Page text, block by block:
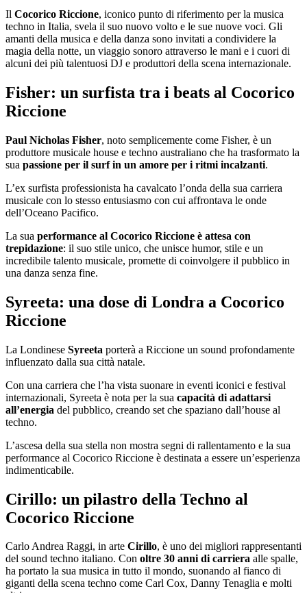
Il Cocorico Riccione, iconico punto di riferimento per la musica
techno in Italia, svela il suo nuovo volto e le sue nuove voci. Gli
amanti della musica e della danza sono invitati a condividere la
magia della notte, un viaggio sonoro attraverso le mani e i cuori di
alcuni dei più talentuosi DJ e produttori della scena internazionale.
Fisher: un surfista tra i beats al Cocorico
Riccione
Paul Nicholas Fisher, noto semplicemente come Fisher, è un
produttore musicale house e techno australiano che ha trasformato la
sua passione per il surf in un amore per i ritmi incalzanti.
L’ex surfista professionista ha cavalcato l’onda della sua carriera
musicale con lo stesso entusiasmo con cui affrontava le onde
dell’Oceano Pacifico.
La sua performance al Cocorico Riccione è attesa con
trepidazione: il suo stile unico, che unisce humor, stile e un
incredibile talento musicale, promette di coinvolgere il pubblico in
una danza senza fine.
Syreeta: una dose di Londra a Cocorico
Riccione
La Londinese Syreeta porterà a Riccione un sound profondamente
influenzato dalla sua città natale.
Con una carriera che l’ha vista suonare in eventi iconici e festival
internazionali, Syreeta è nota per la sua capacità di adattarsi
all’energia del pubblico, creando set che spaziano dall’house al
techno.
L’ascesa della sua stella non mostra segni di rallentamento e la sua
performance al Cocorico Riccione è destinata a essere un’esperienza
indimenticabile.
Cirillo: un pilastro della Techno al
Cocorico Riccione
Carlo Andrea Raggi, in arte Cirillo, è uno dei migliori rappresentanti
del sound techno italiano. Con oltre 30 anni di carriera alle spalle,
ha portato la sua musica in tutto il mondo, suonando al fianco di
giganti della scena techno come Carl Cox, Danny Tenaglia e molti